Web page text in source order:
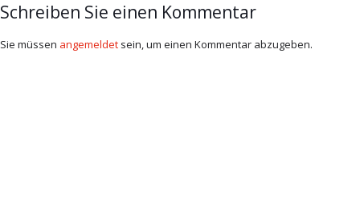
Schreiben Sie einen Kommentar
Sie müssen angemeldet sein, um einen Kommentar abzugeben.